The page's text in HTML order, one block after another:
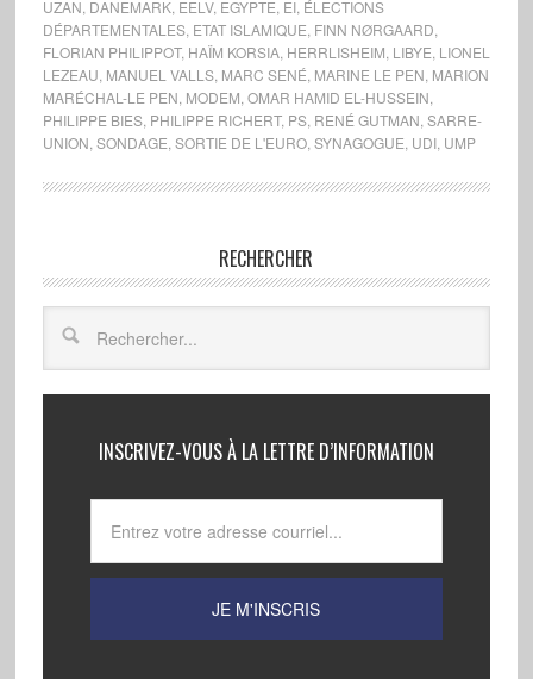
UZAN DANEMARK, EELV, EGYPTE EI, ÉLECTIONS
DÉPARTEMENTALES, ETAT ISLAMIQUE FINN NØRGAARD
FLORIAN PHILIPPOT, HAÏM KORSIA, HERRLISHEIM LIBYE LIONEL
LEZEAU MANUEL VALLS, MARC SENÉ MARINE LE PEN MARION
MARÉCHAL-LE PEN MODEM OMAR HAMID EL-HUSSEIN
PHILIPPE BIES, PHILIPPE RICHERT, PS, RENÉ GUTMAN SARRE-
UNION SONDAGE SORTIE DE L'EURO, SYNAGOGUE UDI, UMP
RECHERCHER
INSCRIVEZ-VOUS À LA LETTRE D’INFORMATION